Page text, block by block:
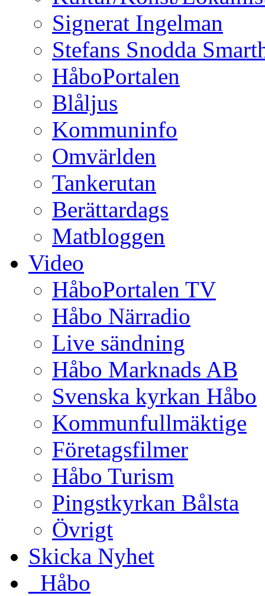
Signerat Ingelman
Stefans Snodda
HåboPortalen
Blåljus
Kommuninfo
Omvärlden
Tankerutan
Berättardags
Matbloggen
Video
HåboPortalen TV
Håbo Närradio
Live sändning
Håbo Marknads AB
Svenska kyrkan Håbo
Kommunfullmäktige
Företagsfilmer
Håbo Turism
Pingstkyrkan Bålsta
Övrigt
Skicka Nyhet
_Håbo